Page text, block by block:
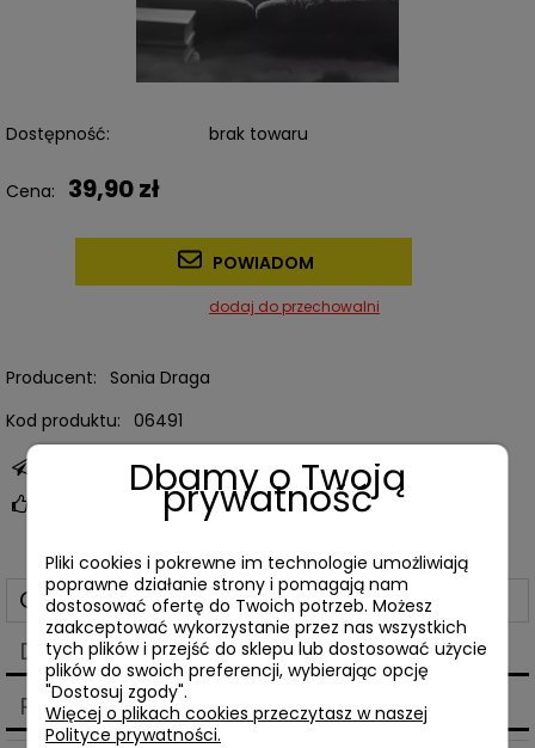
Dostępność: brak towaru
Cena: 39,90 zł
POWIADOM
dodaj do przechowalni
Producent: Sonia Draga
Kod produktu: 06491
zapytaj o produkt
poleć znajomemu
Opis
Dane techniczne
Produkty powiązane
Dbamy o Twoją
prywatność
Pliki cookies i pokrewne im technologie umożliwiają
poprawne działanie strony i pomagają nam
dostosować ofertę do Twoich potrzeb. Możesz
zaakceptować wykorzystanie przez nas wszystkich
tych plików i przejść do sklepu lub dostosować użycie
plików do swoich preferencji, wybierając opcję
"Dostosuj zgody".
Więcej o plikach cookies przeczytasz w naszej
Polityce prywatności.